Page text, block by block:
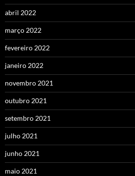
abril 2022
março 2022
fevereiro 2022
janeiro 2022
novembro 2021
outubro 2021
setembro 2021
julho 2021
junho 2021
maio 2021